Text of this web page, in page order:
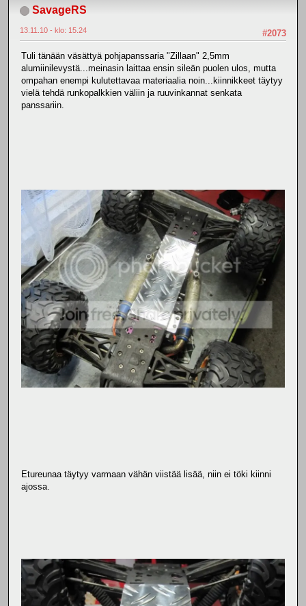
SavageRS
#2073
13.11.10 - klo: 15.24
Tuli tänään väsättyä pohjapanssaria "Zillaan" 2,5mm
alumiinilevystä...meinasin laittaa ensin sileän puolen ulos, mutta
ompahan enempi kulutettavaa materiaalia noin...kiinnikkeet täytyy
vielä tehdä runkopalkkien väliin ja ruuvinkannat senkata
panssariin.
Etureunaa täytyy varmaan vähän viistää lisää, niin ei töki kiinni
ajossa.